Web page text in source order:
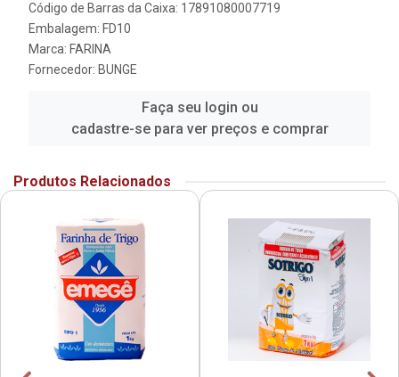
Código de Barras da Caixa: 17891080007719
Embalagem: FD10
Marca: FARINA
Fornecedor: BUNGE
Faça seu login ou
cadastre-se para ver preços e comprar
Produtos Relacionados